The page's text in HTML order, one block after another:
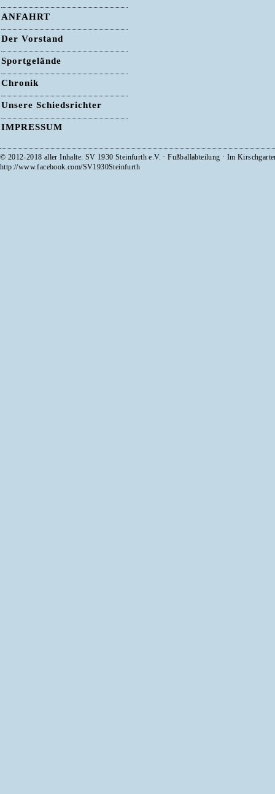
ANFAHRT
Der Vorstand
Sportgelände
Chronik
Unsere Schiedsrichter
IMPRESSUM
© 2012-2018 aller Inhalte: SV 1930 Steinfurth e.V. · Fußballabteilung · Im
http://www.facebook.com/SV1930Steinfurth